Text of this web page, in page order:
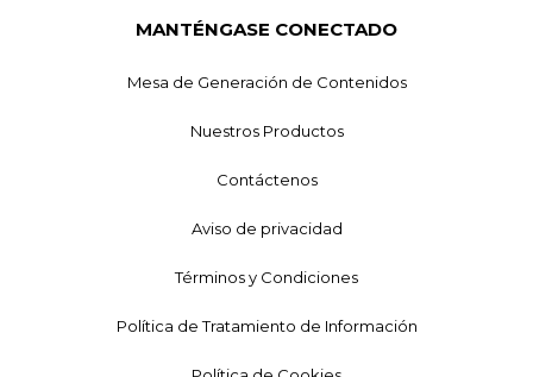
MANTÉNGASE CONECTADO
Mesa de Generación de Contenidos
Nuestros Productos
Contáctenos
Aviso de privacidad
Términos y Condiciones
Política de Tratamiento de Información